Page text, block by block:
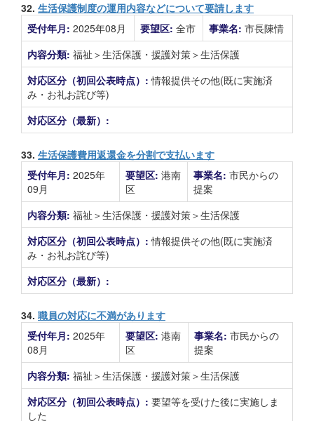
32. 生活保護制度の運用内容などについて要請します
受付年月: 2025年08月 要望区: 全市 事業名: 市長陳情
内容分類: 福祉＞生活保護・援護対策＞生活保護
対応区分（初回公表時点）:情報提供その他(既に実施済
み・お礼お詫び等)
対応区分（最新）:
33. 生活保護費用返還金を分割で支払います
受付年月: 2025年
09月
要望区: 港南
区
事業名: 市民からの
提案
内容分類: 福祉＞生活保護・援護対策＞生活保護
対応区分（初回公表時点）:情報提供その他(既に実施済
み・お礼お詫び等)
対応区分（最新）:
34. 職員の対応に不満があります
受付年月: 2025年
08月
要望区: 港南
区
事業名: 市民からの
提案
内容分類: 福祉＞生活保護・援護対策＞生活保護
対応区分（初回公表時点）: 要望等を受けた後に実施しま
した